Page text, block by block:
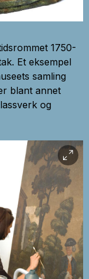
1750-
Et eksempel
samling
blant annet
og